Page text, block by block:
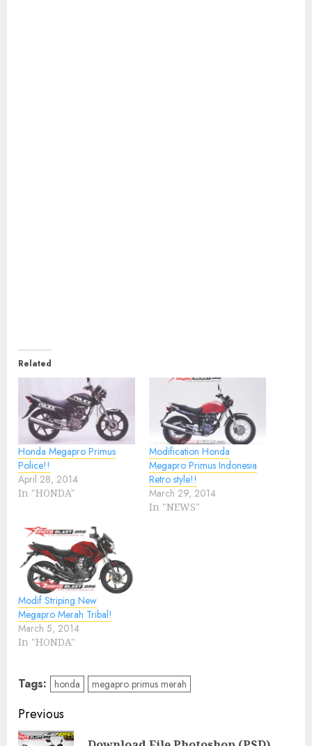
Related
Honda Megapro Primus
Police!!
April 28, 2014
In "HONDA"
Modification Honda
Megapro Primus Indonesia
Retro style!!
March 29, 2014
In "NEWS"
Modif Striping New
Megapro Merah Tribal!
March 5, 2014
In "HONDA"
Tags: honda megapro primus merah
Post
navigation
Previous